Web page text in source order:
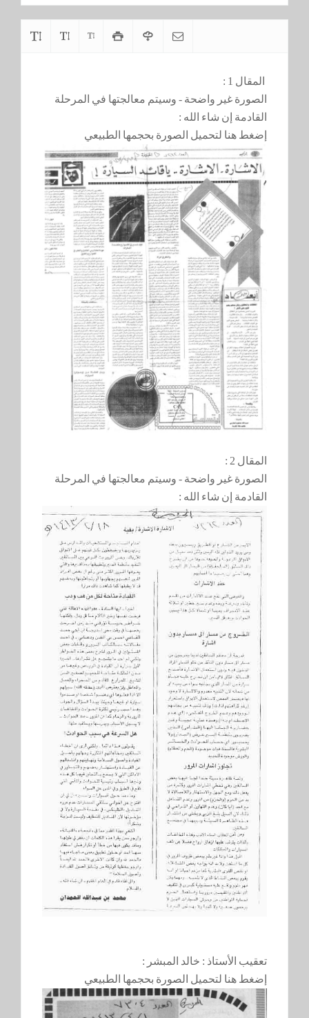
المقال 1 :
الصورة غير واضحة - وسيتم معالجتها في المرحلة
القادمة إن شاء الله :
إضغط هنا لتحميل الصورة بحجمها الطبيعي
المقال 2 :
الصورة غير واضحة - وسيتم معالجتها في المرحلة
القادمة إن شاء الله :
تعقيب الأستاذ : خالد المبشر :
إضغط هنا لتحميل الصورة بحجمها الطبيعي